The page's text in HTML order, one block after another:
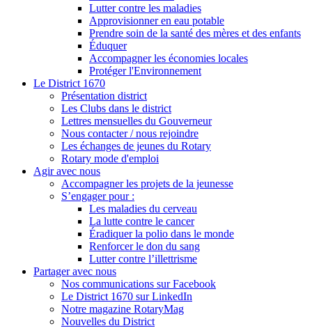
Lutter contre les maladies
Approvisionner en eau potable
Prendre soin de la santé des mères et des enfants
Éduquer
Accompagner les économies locales
Protéger l'Environnement
Le District 1670
Présentation district
Les Clubs dans le district
Lettres mensuelles du Gouverneur
Nous contacter / nous rejoindre
Les échanges de jeunes du Rotary
Rotary mode d'emploi
Agir avec nous
Accompagner les projets de la jeunesse
S’engager pour :
Les maladies du cerveau
La lutte contre le cancer
Éradiquer la polio dans le monde
Renforcer le don du sang
Lutter contre l’illettrisme
Partager avec nous
Nos communications sur Facebook
Le District 1670 sur LinkedIn
Notre magazine RotaryMag
Nouvelles du District